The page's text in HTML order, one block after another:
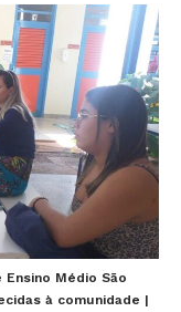
Médio São
à comunidade |